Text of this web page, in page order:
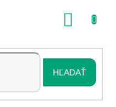
HĽADAŤ